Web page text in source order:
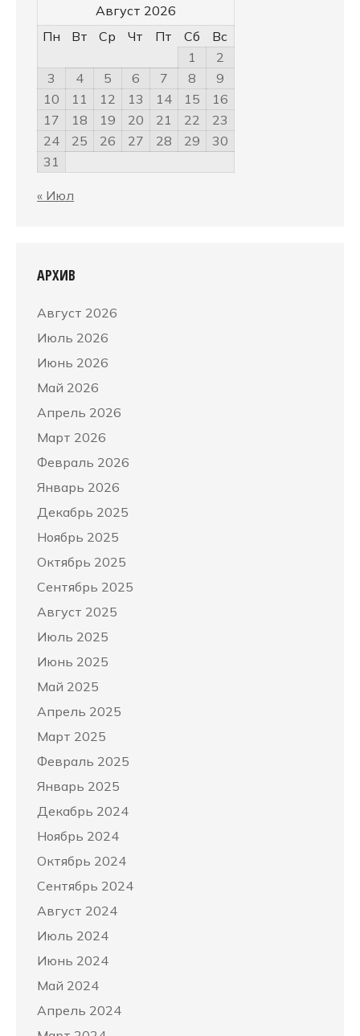
Август 2026
Пн
Вт Ср Чт Пт Сб
Вс
1
2
3
4 5 6 7 8
9
10
11 12 13 14 15
16
17
18 19 20 21 22
23
24
25 26 27 28 29
30
31
« Июл
АРХИВ
Август 2026
Июль 2026
Июнь 2026
Май 2026
Апрель 2026
Март 2026
Февраль 2026
Январь 2026
Декабрь 2025
Ноябрь 2025
Октябрь 2025
Сентябрь 2025
Август 2025
Июль 2025
Июнь 2025
Май 2025
Апрель 2025
Март 2025
Февраль 2025
Январь 2025
Декабрь 2024
Ноябрь 2024
Октябрь 2024
Сентябрь 2024
Август 2024
Июль 2024
Июнь 2024
Май 2024
Апрель 2024